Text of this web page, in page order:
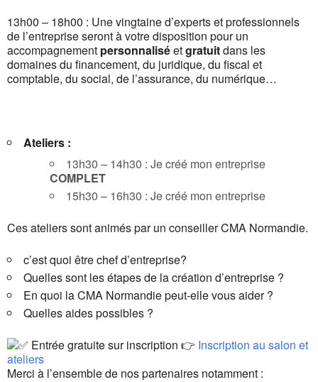
13h00 – 18h00 : Une vingtaine d’experts et professionnels
de l’entreprise seront à votre disposition pour un
accompagnement personnaliséetgratuitdans les
domaines du financement, du juridique, du fiscal et
comptable, du social, de l’assurance, du numérique…
Ateliers :
13h30 – 14h30 : Je créé mon entreprise
COMPLET
15h30 – 16h30 : Je créé mon entreprise
Ces ateliers sont animés par un conseiller CMA Normandie.
c’est quoi être chef d’entreprise?
Quelles sont les étapes de la création d’entreprise ?
En quoi la CMA Normandie peut-elle vous aider ?
Quelles aides possibles ?
Entrée gratuite sur inscription 👉 Inscription au salon et
ateliers
Merci à l’ensemble de nos partenaires notamment :